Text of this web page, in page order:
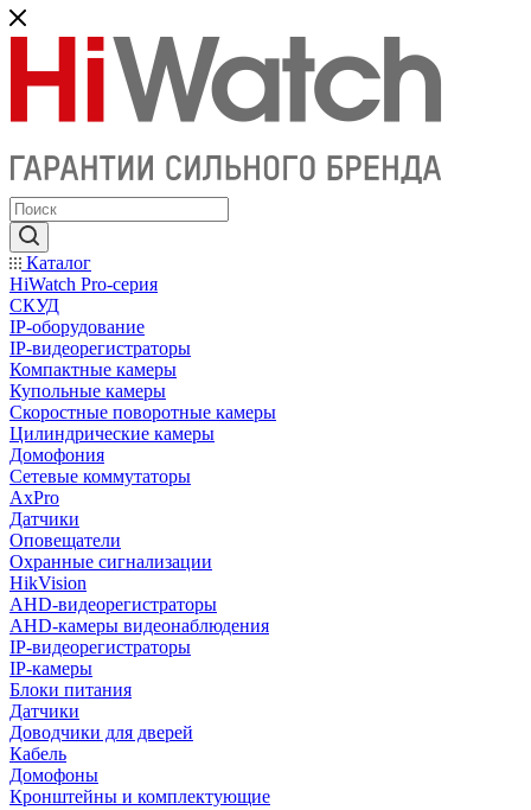
Каталог
HiWatch Pro-серия
CКУД
IP-оборудование
IP-видеорегистраторы
Компактные камеры
Купольные камеры
Скоростные поворотные камеры
Цилиндрические камеры
Домофония
Сетевые коммутаторы
AxPro
Датчики
Оповещатели
Охранные сигнализации
HikVision
AHD-видеорегистраторы
AHD-камеры видеонаблюдения
IP-видеорегистраторы
IP-камеры
Блоки питания
Датчики
Доводчики для дверей
Кабель
Домофоны
Кронштейны и комплектующие